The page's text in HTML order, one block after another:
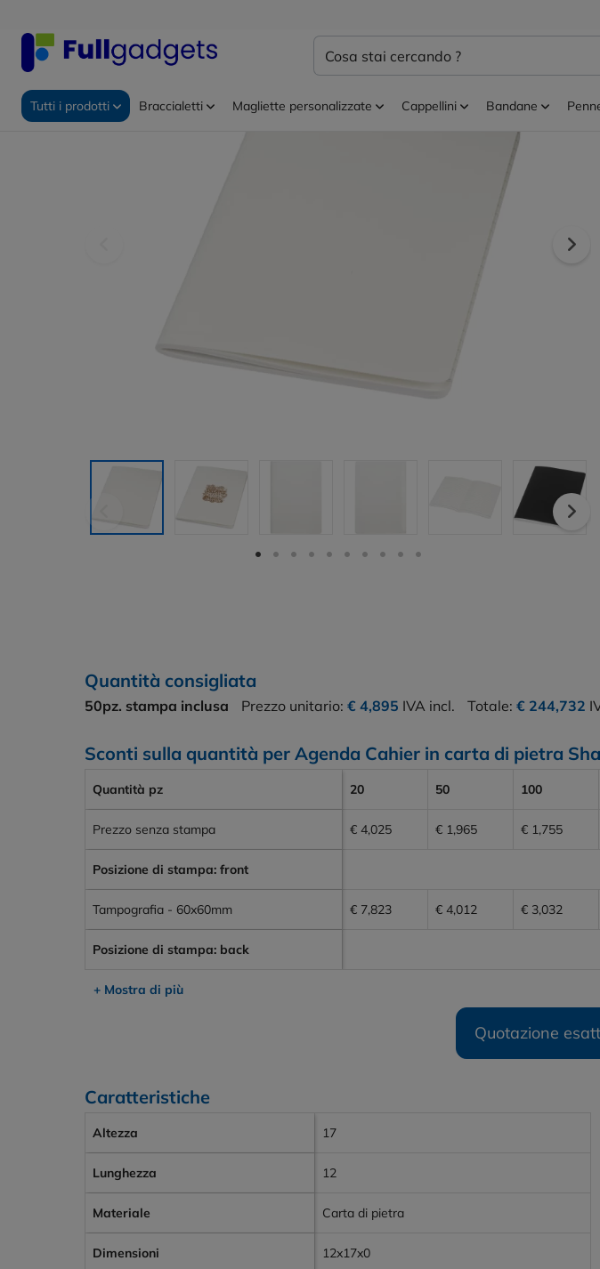
Tutti i prodotti Braccialetti Magliette personalizzate Cappellini Bandane
Quantità consigliata
50pz. stampa inclusa Prezzo unitario: € 4,895 IVA incl. Totale: € 244,732
Sconti sulla quantità per Agenda Cahier in carta di pietra
Quantità pz 20 50 100
Prezzo senza stampa € 4,025 € 1,965 € 1,755
Posizione di stampa: front
Tampografia - 60x60mm € 7,823 € 4,012 € 3,032
Posizione di stampa: back
+ Mostra di più
Quotazione
Caratteristiche
Altezza 17
Lunghezza 12
Materiale Carta di pietra
Dimensioni 12x17x0